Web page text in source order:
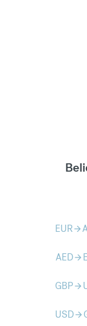
EURarrow_forward
AEDarrow_forward
GBParrow_forward
USDarrow_forward